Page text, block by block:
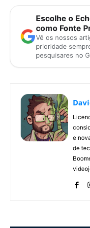
Escolhe o
como Fonte
Vê os nossos
prioridade
pesquisares no
e
de